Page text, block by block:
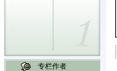
专栏作者